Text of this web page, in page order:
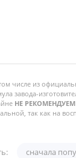
числе из
завода-
НЕ РЕКОМЕНДУЕМ
так как на
сначала